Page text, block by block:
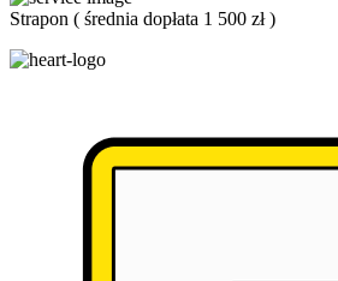
Strapon ( średnia dopłata 1 500 zł)